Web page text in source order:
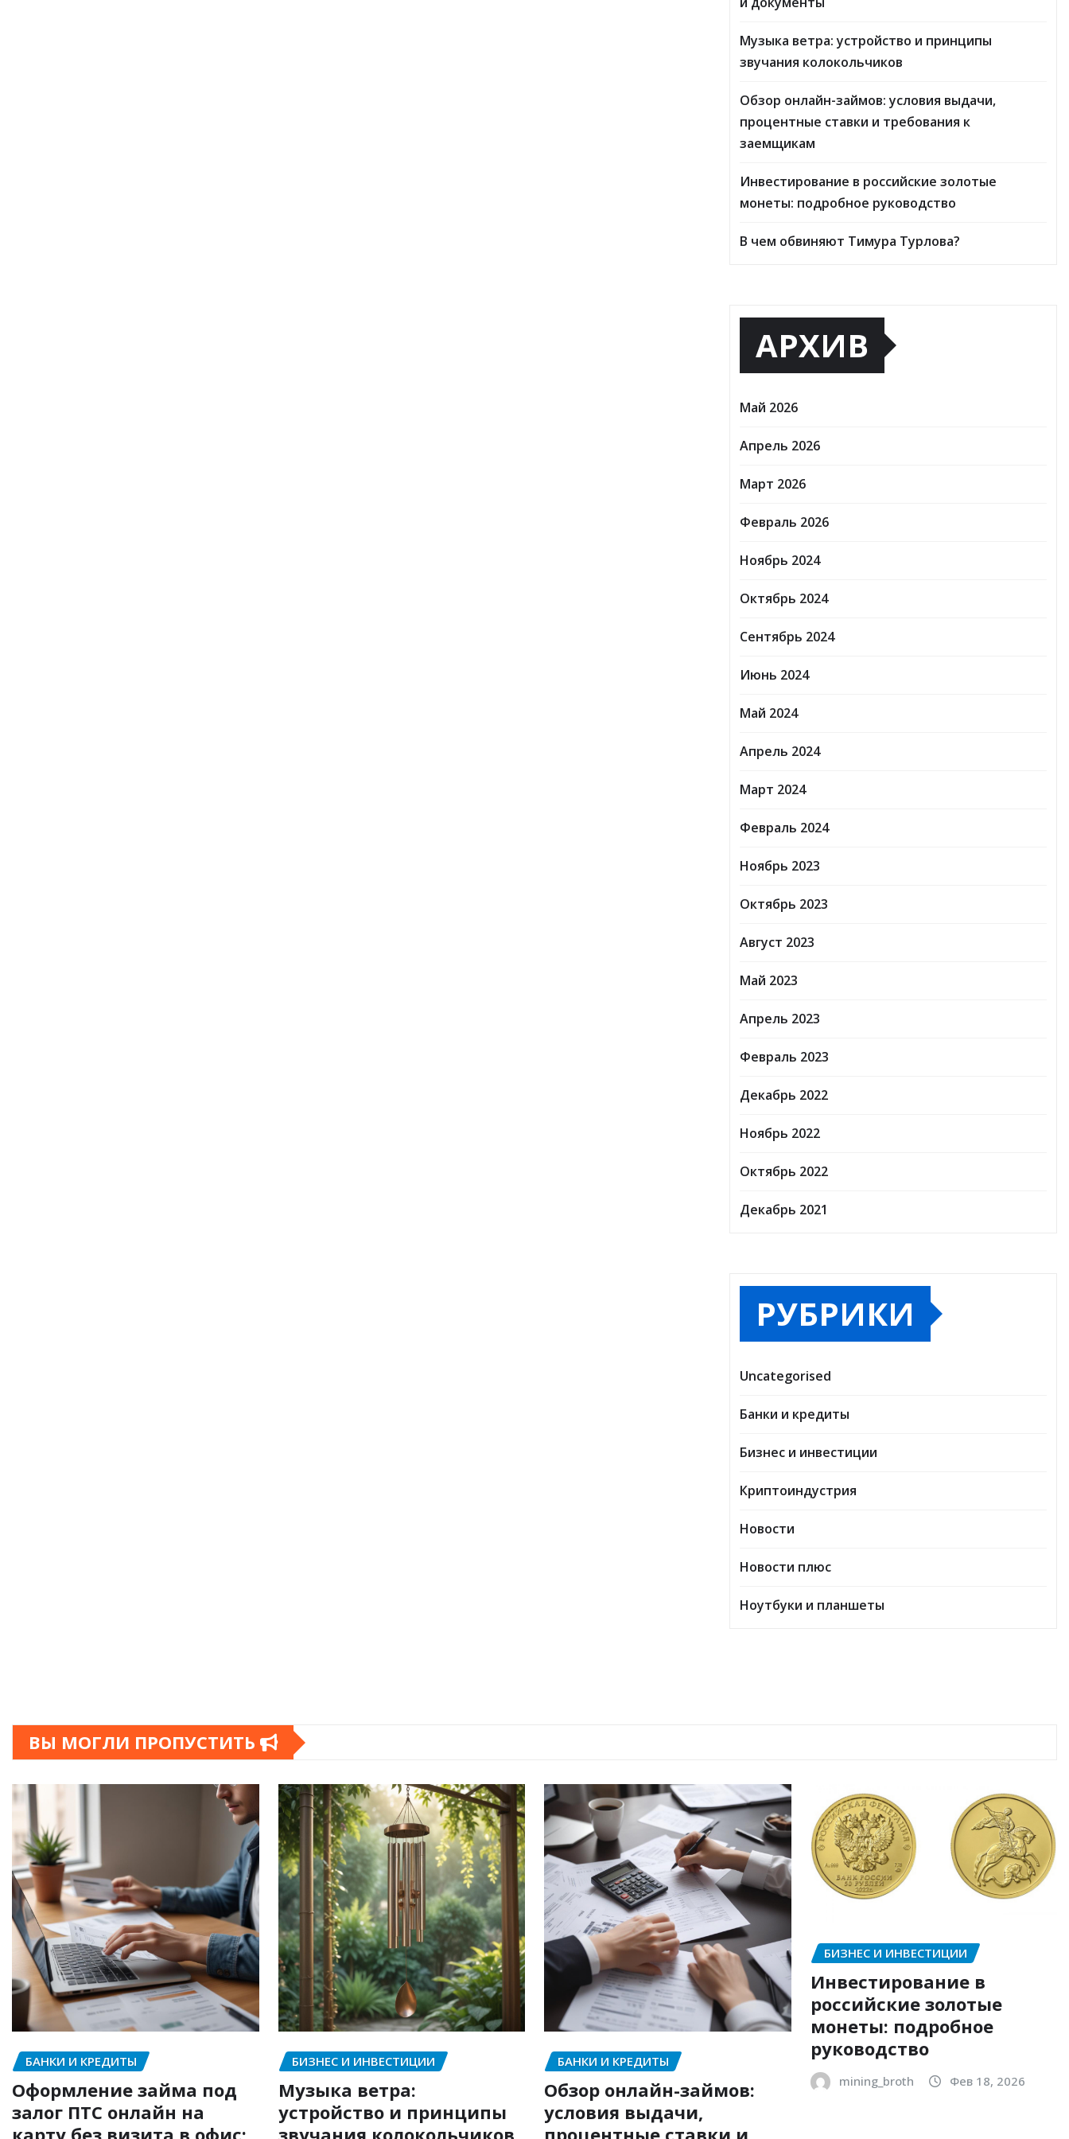
Музыка ветра: устройство и принципы
звучания колокольчиков
Обзор онлайн-займов: условия выдачи,
процентные ставки и требования к
заемщикам
Инвестирование в российские золотые
монеты: подробное руководство
В чем обвиняют Тимура Турлова?
АРХИВ
Май 2026
Апрель 2026
Март 2026
Февраль 2026
Ноябрь 2024
Октябрь 2024
Сентябрь 2024
Июнь 2024
Май 2024
Апрель 2024
Март 2024
Февраль 2024
Ноябрь 2023
Октябрь 2023
Август 2023
Май 2023
Апрель 2023
Февраль 2023
Декабрь 2022
Ноябрь 2022
Октябрь 2022
Декабрь 2021
РУБРИКИ
Uncategorised
Банки и кредиты
Бизнес и инвестиции
Криптоиндустрия
Новости
Новости плюс
Ноутбуки и планшеты
ВЫ МОГЛИ ПРОПУСТИТЬ
БАНКИ И КРЕДИТЫ
Оформление займа под
залог ПТС онлайн на
БИЗНЕС И ИНВЕСТИЦИИ
Музыка ветра:
устройство и принципы
БАНКИ И КРЕДИТЫ
Обзор онлайн-займов:
условия выдачи,
БИЗНЕС И ИНВЕСТИЦИИ
Инвестирование в
российские золотые
монеты: подробное
руководство
mining_broth Фев 18, 2026